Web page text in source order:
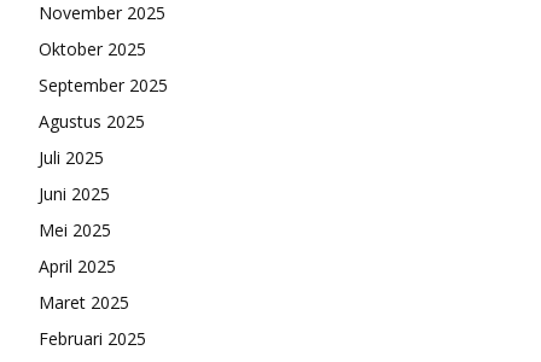
November 2025
Oktober 2025
September 2025
Agustus 2025
Juli 2025
Juni 2025
Mei 2025
April 2025
Maret 2025
Februari 2025